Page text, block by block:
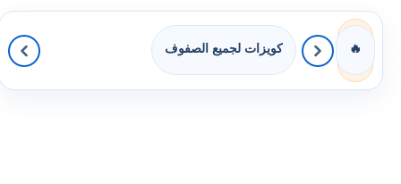
🔥 كويزات لجميع الصفوف